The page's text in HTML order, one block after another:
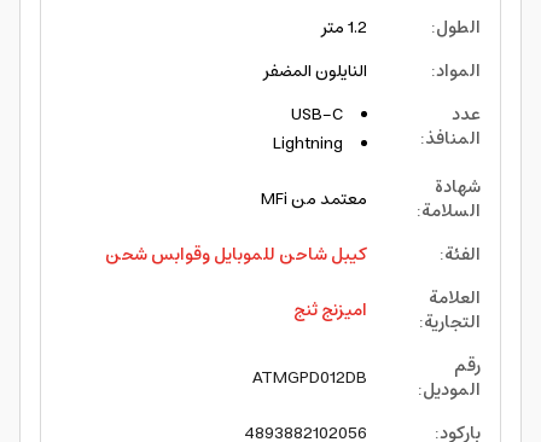
الطول:
1.2 متر
المواد:
النايلون المضفر
عدد
المنافذ:
USB-C
Lightning
شهادة
السلامة:
معتمد من MFi
الفئة:
كيبل شاحن للموبايل وقوابس شحن
العلامة
التجارية:
اميزنج ثنج
رقم
الموديل:
ATMGPD012DB
باركود:
4893882102056